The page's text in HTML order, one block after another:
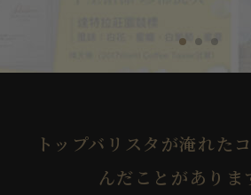
トップバリスタが淹れた
んだことがありま